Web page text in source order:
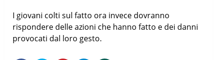
I giovani colti sul fatto ora invece dovranno
rispondere delle azioni che hanno fatto e dei danni
provocati dal loro gesto.